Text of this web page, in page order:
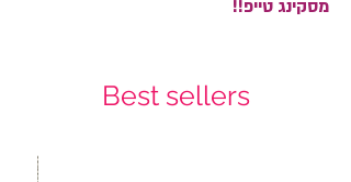
מסקינג טייפ!!
Best sellers